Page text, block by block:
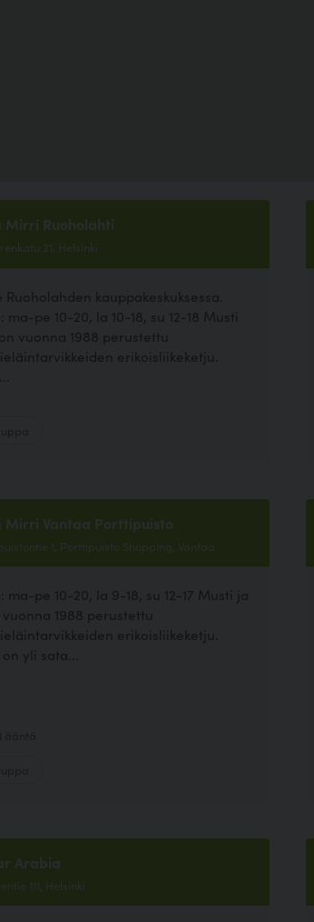
Mirri Ruoholahti
21, Helsinki
Ruoholahden kauppakeskuksessa.
ma-pe 10-20, la 10-18, su 12-18 Musti
vuonna 1988 perustettu
erikoisliikeketju.
Mirri Vantaa Porttipuisto
1, Porttipuisto Shopping, Vantaa
ma-pe 10-20, la 9-18, su 12-17 Musti ja
1988 perustettu
erikoisliikeketju.
on yli sata...
Arabia
111, Helsinki